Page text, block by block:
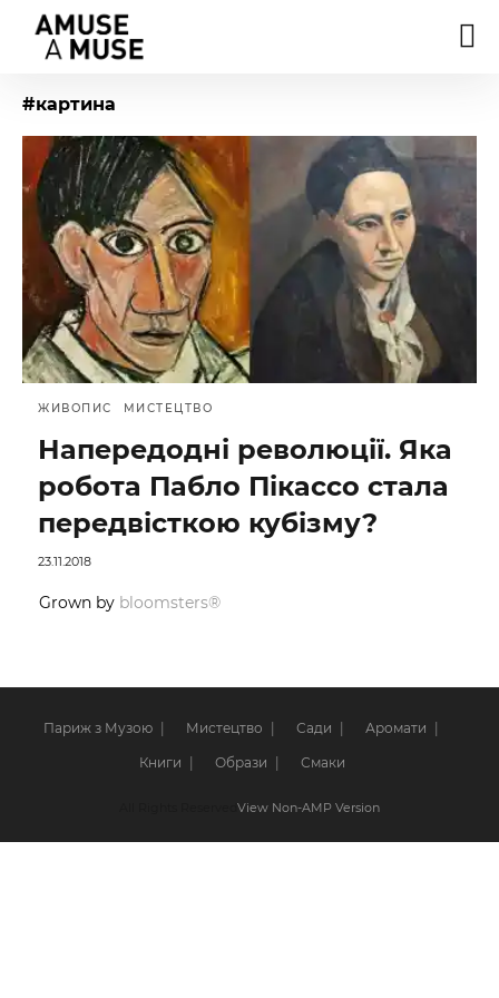
#картина
ЖИВОПИС МИСТЕЦТВО
Напередодні революції. Яка
робота Пабло Пікассо стала
передвісткою кубізму?
23.11.2018
Grown by bloomsters®
Париж з Музою Мистецтво Сади Аромати
Книги Образи Смаки
View Non-AMP Version